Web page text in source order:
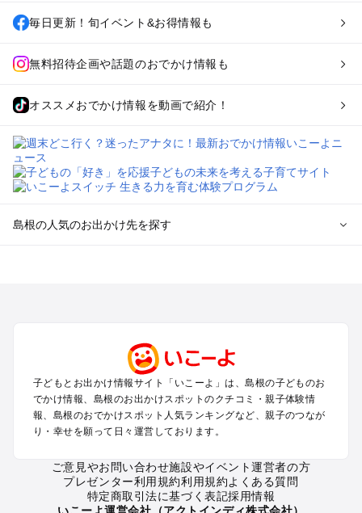
毎日更新！旬イベント&お得情報も
無料招待企画や話題のおでかけ情報も
オススメおでかけ情報を動画で紹介！
島根の人気のお出かけ先を探す
隠岐島のプールお出かけ
島根の定番お出かけスポット
島根の遊園地
島根の動物園
島根の釣り
島根の牧場
島根のプール
子どもとお出かけ情報サイト「いこーよ」は、島根の子どものお
でかけ情報、島根のお出かけスポットのクチコミ・親子体験情
報、島根のおでかけスポット人気ランキングなど、親子のつなが
り・幸せを願って日々運営しております。
ご意見やお問い合わせ施設やイベント運営者の方
プレゼンター利用規約利用規約よくある質問
特定商取引法に基づく表記採用情報